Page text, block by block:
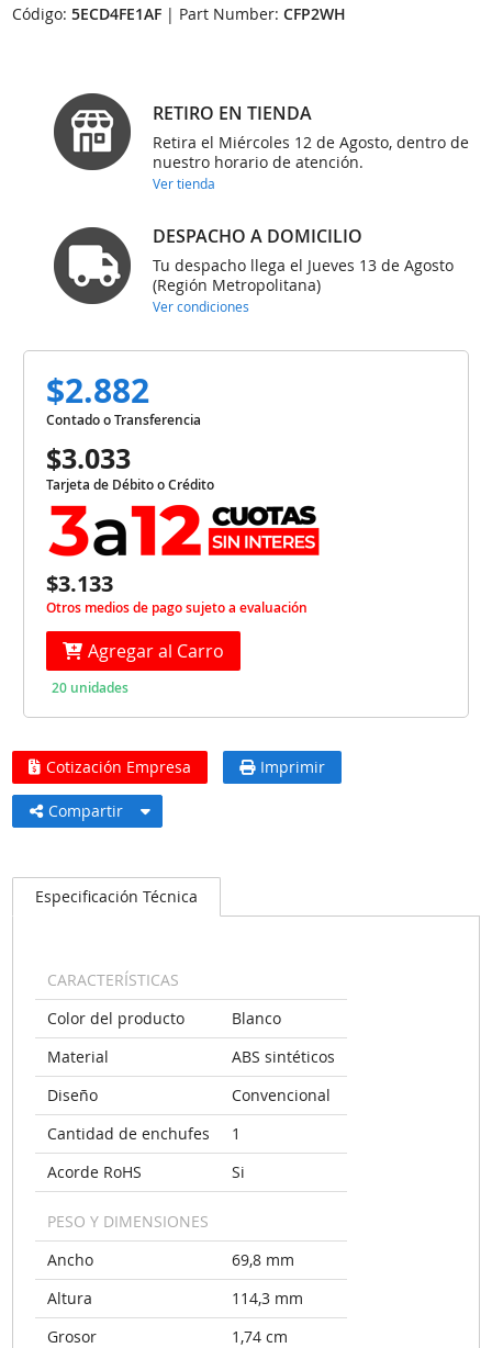
Código:5ECD4FE1AF | Part Number:CFP2WH
RETIRO EN TIENDA
Retira el Miércoles 12 de Agosto, dentro de
nuestro horario de atención.
Ver tienda
DESPACHO A DOMICILIO
Tu despacho llega el Jueves 13 de Agosto
(Región Metropolitana)
Ver condiciones
$2.882
Contado o Transferencia
$3.033
Tarjeta de Débito o Crédito
$3.133
Otros medios de pago sujeto a evaluación
Agregar al Carro
20 unidades
Cotización Empresa Imprimir
Compartir
Especificación Técnica
CARACTERÍSTICAS
Color del producto
Blanco
Material
ABS sintéticos
Diseño
Convencional
Cantidad de enchufes
1
Acorde RoHS
Si
PESO Y DIMENSIONES
Ancho
69,8 mm
Altura
114,3 mm
Grosor
1,74 cm